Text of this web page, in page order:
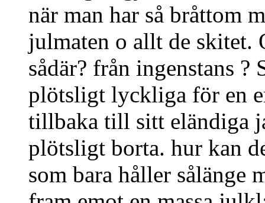
när man har så bråttom
julmaten o allt de skitet.
sådär? från ingenstans
plötsligt lyckliga för en
tillbaka till sitt eländiga
plötsligt borta. hur kan
som bara håller sålänge